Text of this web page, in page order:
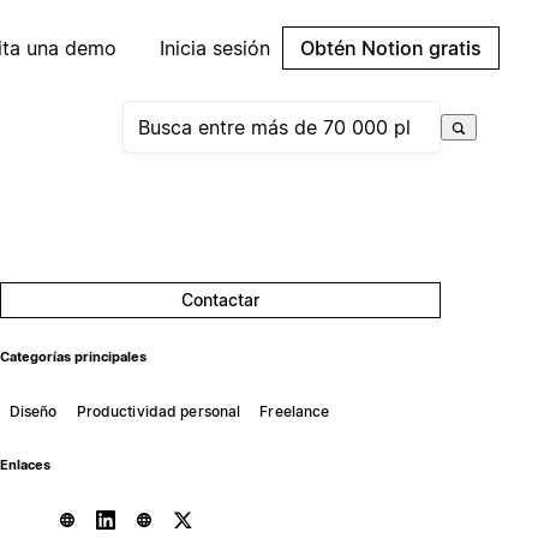
una demo Inicia sesión Obtén Notion gratis
Contactar
Categorías principales
Diseño Productividad personal Freelance
Enlaces